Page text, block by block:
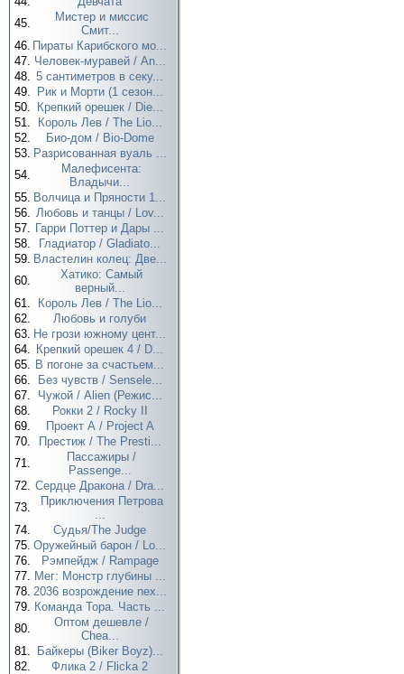
45.
Мистер и миссис
Смит...
46. Пираты Карибского мо...
47. Человек-муравей / An...
48. 5 сантиметров в секу...
49.
Рик и Морти (1 сезон...
50.
Крепкий орешек / Die...
51.
Король Лев / The Lio...
52.
Био-дом / Bio-Dome
53. Разрисованная вуаль ...
54.
Малефисента:
Владычи...
55. Волчица и Пряности 1...
56. Любовь и танцы / Lov...
57. Гарри Поттер и Дары ...
58.
Гладиатор / Gladiato...
59. Властелин колец: Две...
60.
Хатико: Самый
верный...
61.
Король Лев / The Lio...
62.
Любовь и голуби
63. Не грози южному цент...
64. Крепкий орешек 4 / D...
65. В погоне за счастьем...
66.
Без чувств / Sensele...
67.
Чужой / Alien (Режис...
68.
Рокки 2 / Rocky II
69.
Проект А / Project A
70.
Престиж / The Presti...
71.
Пассажиры /
Passenge...
72. Сердце Дракона / Dra...
73.
Приключения Петрова
...
74.
Судья/The Judge
75. Оружейный барон / Lo...
76.
Рэмпейдж / Rampage
77. Мег: Монстр глубины ...
78. 2036 возрождение nex...
79. Команда Тора. Часть ...
80.
Оптом дешевле /
Chea...
81.
Байкеры (Biker Boyz)...
82.
Флика 2 / Flicka 2